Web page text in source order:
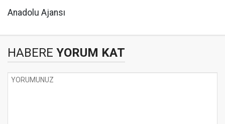
Anadolu Ajansı
HABERE YORUM KAT